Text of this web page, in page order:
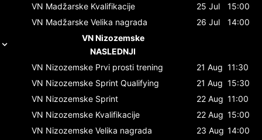
VN Madžarske Kvalifikacije 25 Jul
15:00
VN Madžarske Velika nagrada 26 Jul
14:00
VN Nizozemske
NASLEDNJI
VN Nizozemske Prvi prosti trening 21 Aug 11:30
VN Nizozemske Sprint Qualifying 21 Aug 15:30
VN Nizozemske Sprint 22 Aug 11:00
VN Nizozemske Kvalifikacije 22 Aug 15:00
VN Nizozemske Velika nagrada 23 Aug 14:00